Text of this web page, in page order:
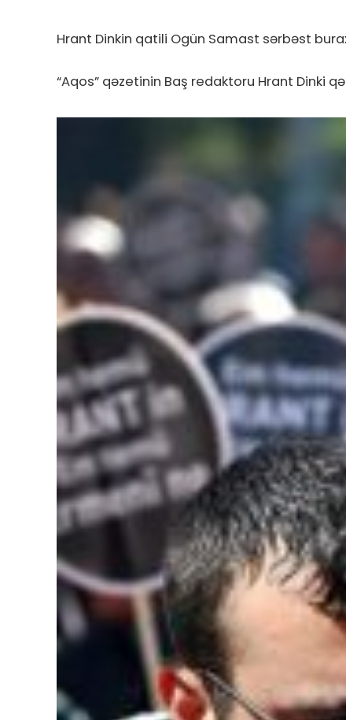
Hrant Dinkin qatili Ogün Samast sərbəst
“Aqos” qəzetinin Baş redaktoru Hrant Dinki